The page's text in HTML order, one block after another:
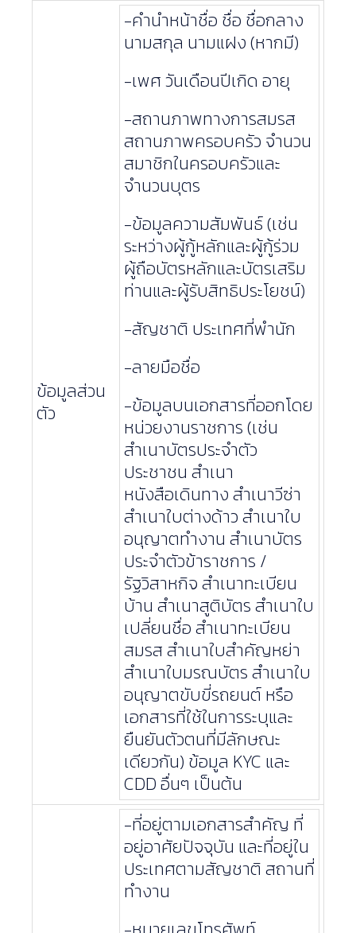
ข้อมูลส่วน
ตัว
-คำนำหน้าชื่อ ชื่อ ชื่อกลาง
นามสกุล นามแฝง (หากมี)
-เพศ วันเดือนปีเกิด อายุ
-สถานภาพทางการสมรส
สถานภาพครอบครัว จำนวน
สมาชิกในครอบครัวและ
จำนวนบุตร
-ข้อมูลความสัมพันธ์ (เช่น
ระหว่างผู้กู้หลักและผู้กู้ร่วม
ผู้ถือบัตรหลักและบัตรเสริม
ท่านและผู้รับสิทธิประโยชน์)
-สัญชาติ ประเทศที่พำนัก
-ลายมือชื่อ
-ข้อมูลบนเอกสารที่ออกโดย
หน่วยงานราชการ (เช่น
สำเนาบัตรประจำตัว
ประชาชน สำเนา
หนังสือเดินทาง สำเนาวีซ่า
สำเนาใบต่างด้าว สำเนาใบ
อนุญาตทำงาน สำเนาบัตร
ประจำตัวข้าราชการ /
รัฐวิสาหกิจ สำเนาทะเบียน
บ้าน สำเนาสูติบัตร สำเนาใบ
เปลี่ยนชื่อ สำเนาทะเบียน
สมรส สำเนาใบสำคัญหย่า
สำเนาใบมรณบัตร สำเนาใบ
อนุญาตขับขี่รถยนต์ หรือ
เอกสารที่ใช้ในการระบุและ
ยืนยันตัวตนที่มีลักษณะ
เดียวกัน) ข้อมูล KYC และ
CDD อื่นๆ เป็นต้น
-ที่อยู่ตามเอกสารสำคัญ ที่
อยู่อาศัยปัจจุบัน และที่อยู่ใน
ประเทศตามสัญชาติ สถานที่
ทำงาน